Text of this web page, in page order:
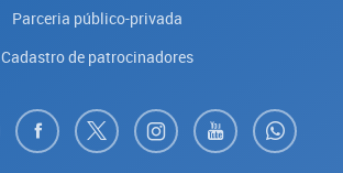
Parceria público-privada
Cadastro de patrocinadores